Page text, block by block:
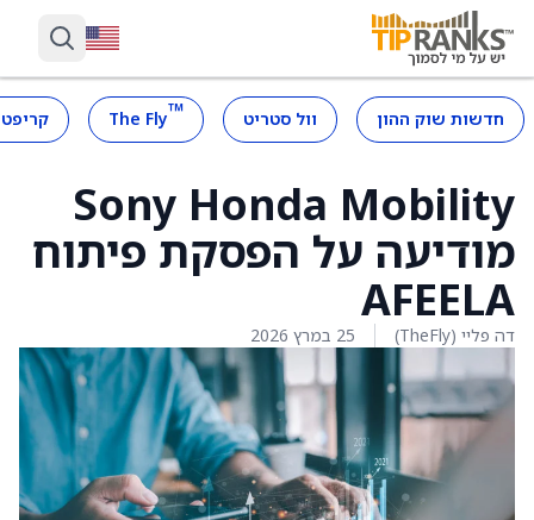
חדשות שוק ההון וול סטריט ™
The Fly
Sony Honda Mobility
מודיעה על הפסקת פיתוח
AFEELA
דה פליי (TheFly) 25 במרץ 2026